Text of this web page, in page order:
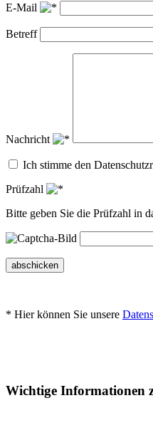
E-Mail
Betreff
Nachricht
Ich stimme den
Prüfzahl
Bitte geben Sie die Prüfzahl in
abschicken
* Hier können Sie unsere
Wichtige Informationen